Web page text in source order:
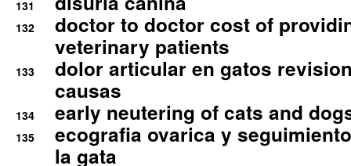
131
132
doctor to doctor cost of
veterinary patients
133
dolor articular en gatos
causas
134 early neutering of cats and
135
ecografia ovarica y
la gata